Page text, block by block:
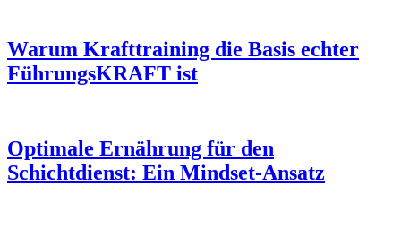
Warum Krafttraining die Basis echter
FührungsKRAFT ist
Optimale Ernährung für den
Schichtdienst: Ein Mindset-Ansatz